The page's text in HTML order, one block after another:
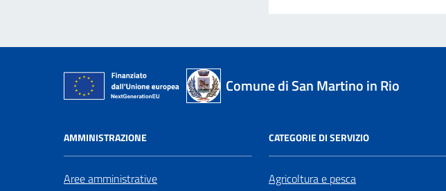
Comune di San Martino in Rio
AMMINISTRAZIONE
Aree amministrative
CATEGORIE DI SERVIZIO
Agricoltura e pesca